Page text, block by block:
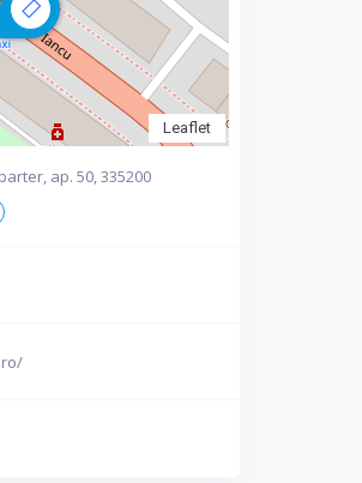
Leaflet
ap. 50, 335200